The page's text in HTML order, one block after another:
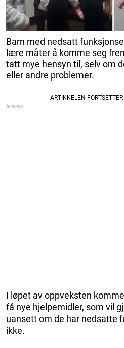
Barn med nedsatt
lære måter å komme seg
tatt mye hensyn til, selv om
eller andre problemer.
I løpet av oppveksten
få nye hjelpemidler, som vil
uansett om de har nedsatte
ikke.